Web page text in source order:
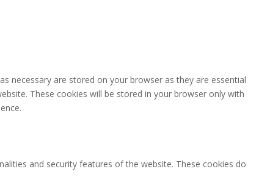
necessary are stored on your browser as they are essential
These cookies will be stored in your browser only with
and security features of the website. These cookies do